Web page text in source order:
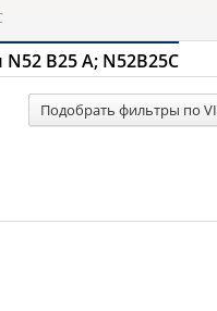
B25 A; N52B25C
Подобрать фильтры по